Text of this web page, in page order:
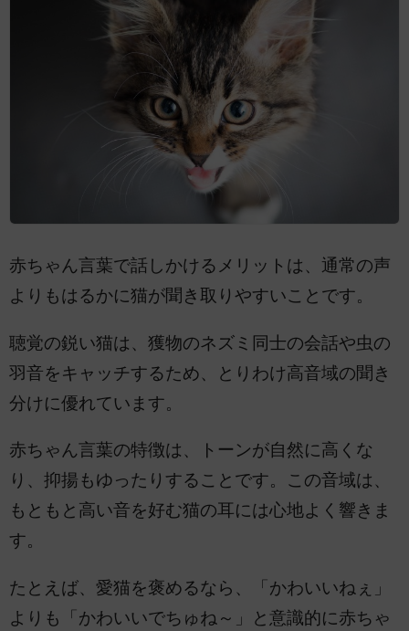
赤ちゃん言葉で話しかけるメリットは、通常の声
よりもはるかに猫が聞き取りやすいことです。
聴覚の鋭い猫は、獲物のネズミ同士の会話や虫の
羽音をキャッチするため、とりわけ高音域の聞き
分けに優れています。
赤ちゃん言葉の特徴は、トーンが自然に高くな
り、抑揚もゆったりすることです。この音域は、
もともと高い音を好む猫の耳には心地よく響きま
す。
たとえば、愛猫を褒めるなら、「かわいいねぇ」
よりも「かわいいでちゅね～」と意識的に赤ちゃ